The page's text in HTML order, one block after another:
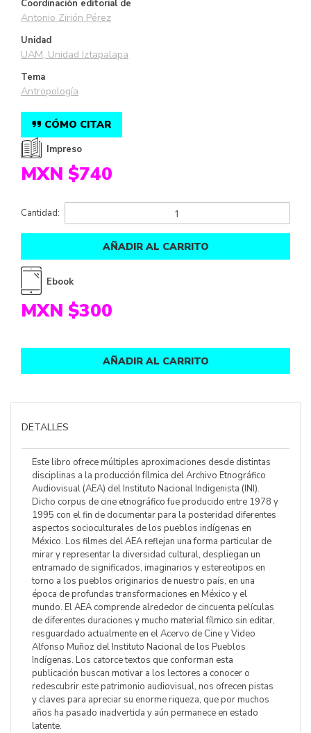
Coordinación editorial de
Antonio Zirión Pérez
Unidad
UAM, Unidad Iztapalapa
Tema
Antropología
CÓMO CITAR
Impreso
MXN $740
Cantidad:
AÑADIR AL CARRITO
Ebook
MXN $300
AÑADIR AL CARRITO
DETALLES
Este libro ofrece múltiples aproximaciones desde distintas
disciplinas a la producción fílmica del Archivo Etnográfico
Audiovisual (AEA) del Instituto Nacional Indigenista (INI).
Dicho corpus de cine etnográfico fue producido entre 1978 y
1995 con el fin de documentar para la posteridad diferentes
aspectos socioculturales de los pueblos indígenas en
México. Los filmes del AEA reflejan una forma particular de
mirar y representar la diversidad cultural, despliegan un
entramado de significados, imaginarios y estereotipos en
torno a los pueblos originarios de nuestro país, en una
época de profundas transformaciones en México y el
mundo. El AEA comprende alrededor de cincuenta películas
de diferentes duraciones y mucho material fílmico sin editar,
resguardado actualmente en el Acervo de Cine y Video
Alfonso Muñoz del Instituto Nacional de los Pueblos
Indígenas. Los catorce textos que conforman esta
publicación buscan motivar a los lectores a conocer o
redescubrir este patrimonio audiovisual, nos ofrecen pistas
y claves para apreciar su enorme riqueza, que por muchos
años ha pasado inadvertida y aún permanece en estado
latente.